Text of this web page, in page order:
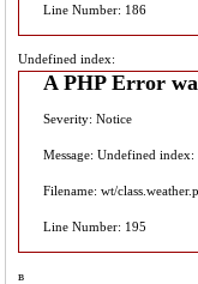
Line Number: 186
Undefined index:
A PHP Error
Severity: Notice
Message: Undefined index:
Filename: wt/
Line Number: 195
в